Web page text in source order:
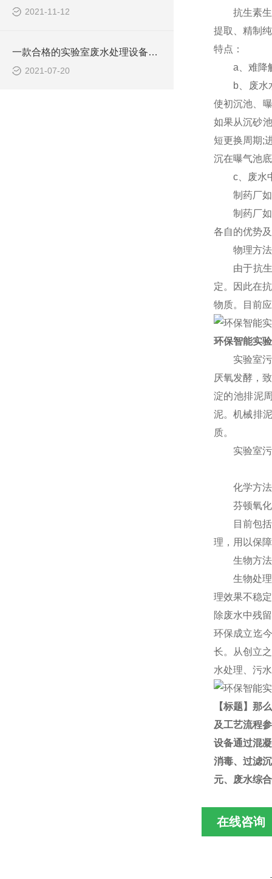
2021-11-12
一款合格的实验室废水处理设备有哪些性能要求和组成结构？
2021-07-20
抗生素生产
提取、精制
特点：
a、难降解
b、废水水
使初沉池、
如果从沉砂
短更换周期;
沉在曝气池
c、废水中
制药厂如
制药厂如何
各自的优势
物理方法
由于抗生
定。因此在
物质。目前
环保智能实
实验室污水
厌氧发酵，
淀的池排泥
泥。机械排
质。
实验室污
化学方法
芬顿氧化
目前包括臭
理，用以保
生物方法
生物处理技
理效果不稳
除废水中残
环保成立迄
长。从创立
水处理、污
【标题】那
及工艺流程
设备通过混
消毒、过滤
元、废水综
在线咨询